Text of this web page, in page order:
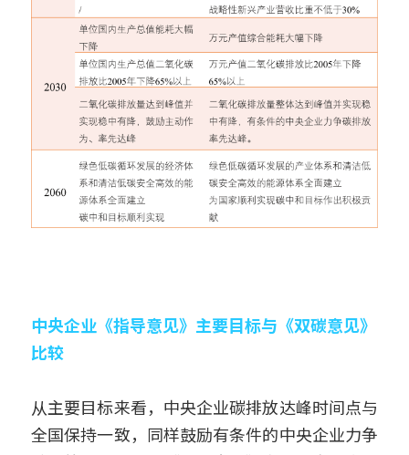
中央企业《指导意见》主要目标与《双碳意见》
比较
从主要目标来看，中央企业碳排放达峰时间点与
全国保持一致，同样鼓励有条件的中央企业力争